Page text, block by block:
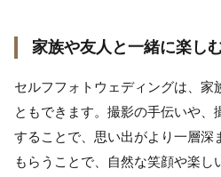
家族や友人と一緒に楽し
セルフフォトウェディングは、家
ともできます。撮影の手伝いや、
することで、思い出がより一層深
もらうことで、自然な笑顔や楽し